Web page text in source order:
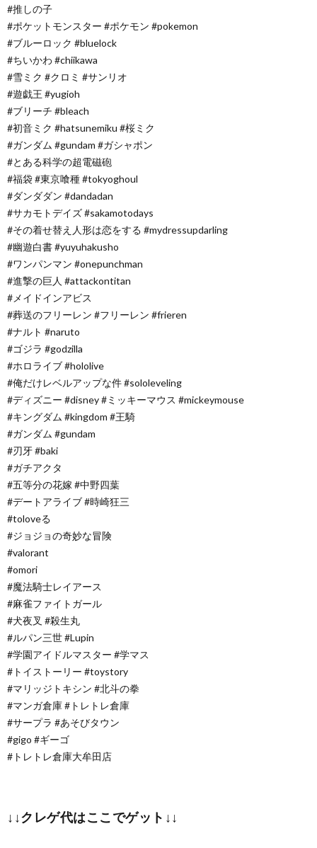
#推しの子
#ポケットモンスター #ポケモン #pokemon
#ブルーロック #bluelock
#ちいかわ #chiikawa
#雪ミク #クロミ #サンリオ
#遊戯王 #yugioh
#ブリーチ #bleach
#初音ミク #hatsunemiku #桜ミク
#ガンダム #gundam #ガシャポン
#とある科学の超電磁砲
#福袋 #東京喰種 #tokyoghoul
#ダンダダン #dandadan
#サカモトデイズ #sakamotodays
#その着せ替え人形は恋をする #mydressupdarling
#幽遊白書 #yuyuhakusho
#ワンパンマン #onepunchman
#進撃の巨人 #attackontitan
#メイドインアビス
#葬送のフリーレン #フリーレン #frieren
#ナルト #naruto
#ゴジラ #godzilla
#ホロライブ #hololive
#俺だけレベルアップな件 #sololeveling
#ディズニー #disney #ミッキーマウス #mickeymouse
#キングダム #kingdom #王騎
#ガンダム #gundam
#刃牙 #baki
#ガチアクタ
#五等分の花嫁 #中野四葉
#デートアライブ #時崎狂三
#toloveる
#ジョジョの奇妙な冒険
#valorant
#omori
#魔法騎士レイアース
#麻雀ファイトガール
#犬夜叉 #殺生丸
#ルパン三世 #Lupin
#学園アイドルマスター #学マス
#トイストーリー #toystory
#マリッジトキシン #北斗の拳
#マンガ倉庫 #トレトレ倉庫
#サープラ #あそびタウン
#gigo #ギーゴ
#トレトレ倉庫大牟田店
↓↓クレゲ代はここでゲット↓↓